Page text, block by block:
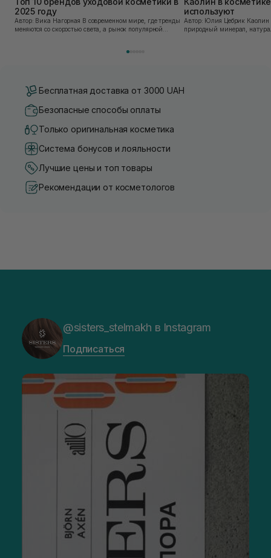
2025 году
Автор: Вика Нагорная В современном мире, где тренды
меняются со скоростью света, а рынок популярной
используют
Автор: Юлия Цебрик Каолин в косметологии – это
природный минерал,
Бесплатная доставка от 3000 UAH
Безопасные способы оплаты
Только оригинальная косметика
Система бонусов и лояльности
Лучшие цены и топ товары
Рекомендации от косметологов
@sisters_stelmakh в Instagram
Подписаться